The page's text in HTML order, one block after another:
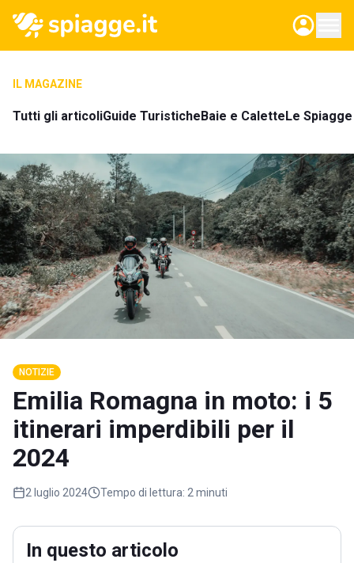
IL MAGAZINE
Tutti gli articoliGuide TuristicheBaie e CaletteLe
NOTIZIE
Emilia Romagna in moto: i 5
itinerari imperdibili per il
2024
2 luglio 2024 Tempo di lettura: 2 minuti
In questo articolo